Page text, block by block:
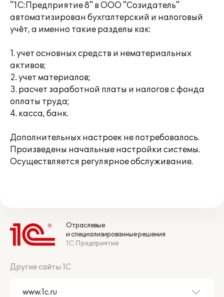
"1С:Предприятие 8" в ООО "Созидатель"
автоматизирован бухгалтерский и налоговый
учёт, а именно такие разделы как:
1. учет основных средств и нематериальных
активов;
2. учет материалов;
3. расчет заработной платы и налогов с фонда
оплаты труда;
4. касса, банк.
Дополнительных настроек не потребовалось.
Произведены начальные настройки системы.
Осуществляется регулярное обслуживание.
Отраслевые
и специализированные решения
1С:Предприятие
Другие сайты 1С